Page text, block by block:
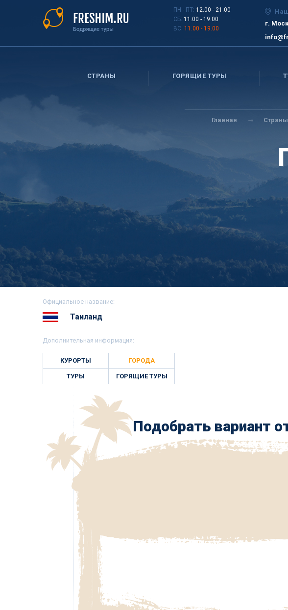
ПН - ПТ: 12.00 - 21.00
СБ: 11.00 - 19.00
ВС: 11.00 - 19.00
г.
СТРАНЫ ГОРЯЩИЕ ТУРЫ
Вы
здесь
Главная Страны
Официальное название:
Таиланд
Дополнительная информация:
КУРОРТЫ ГОРОДА
ТУРЫ ГОРЯЩИЕ ТУРЫ
Подобрать вариант